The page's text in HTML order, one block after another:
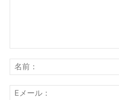
ン
ト：